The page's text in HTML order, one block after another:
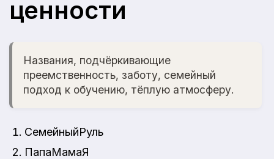
ценности
Названия, подчёркивающие
преемственность, заботу, семейный
подход к обучению, тёплую атмосферу.
СемейныйРуль
ПапаМамаЯ